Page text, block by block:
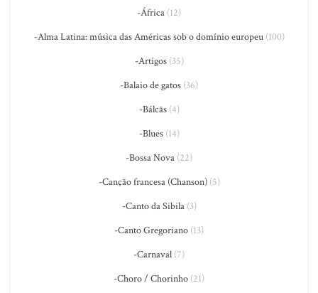
-África (12)
-Alma Latina: música das Américas sob o domínio europeu(100)
-Artigos(35)
-Balaio de gatos (36)
-Bálcãs(4)
-Blues(14)
-Bossa Nova (22)
-Canção francesa (Chanson)(5)
-Canto da Sibila(3)
-Canto Gregoriano (13)
-Carnaval (7)
-Choro / Chorinho (21)